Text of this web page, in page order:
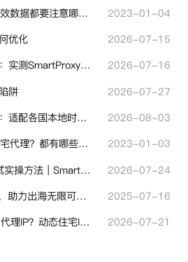
想要利用海外住宅代理高效数据都要注意哪些地方？
2023-01-04
优化
2026-07-15
海外住宅IP常见问题解答：实测SmartProxy使用经验分享
2026-07-16
阱
2026-07-27
跨境运营时区IP调配教程：适配各国本地时区设置方法
2026-08-03
企业为什么要选用海外住宅代理？都有哪些帮助？
2023-01-03
谷歌、Meta广告地域测试实操方法｜SmartProxy落地优化指南
2026-07-24
DuoPlus云手机功能全览，助力出海无限可能！
2025-07-16
海外SEO排名监控用什么代理IP？动态住宅IP与静态住宅IP怎么选
2026-07-21